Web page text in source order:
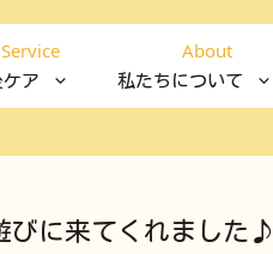
Service
ケア
About
私たちについて
びに来てくれました♪